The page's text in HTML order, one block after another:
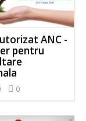
ANC -
pentru
0